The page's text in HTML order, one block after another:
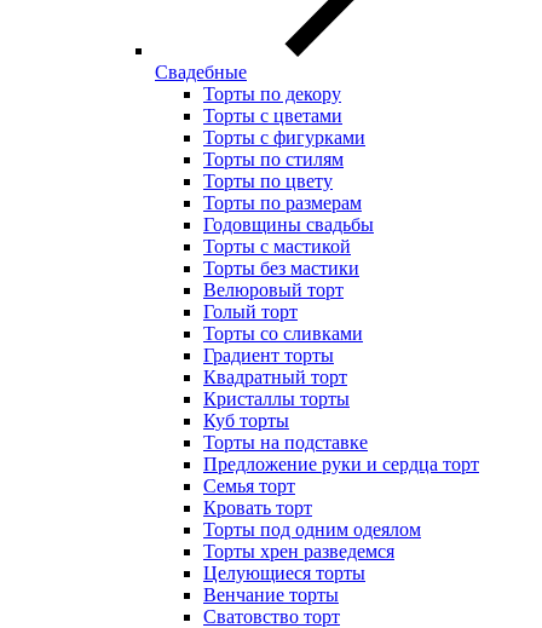
Свадебные
Торты по декору
Торты с цветами
Торты с фигурками
Торты по стилям
Торты по цвету
Торты по размерам
Годовщины свадьбы
Торты с мастикой
Торты без мастики
Велюровый торт
Голый торт
Торты со сливками
Градиент торты
Квадратный торт
Кристаллы торты
Куб торты
Торты на подставке
Предложение руки и сердца торт
Семья торт
Кровать торт
Торты под одним одеялом
Торты хрен разведемся
Целующиеся торты
Венчание торты
Сватовство торт